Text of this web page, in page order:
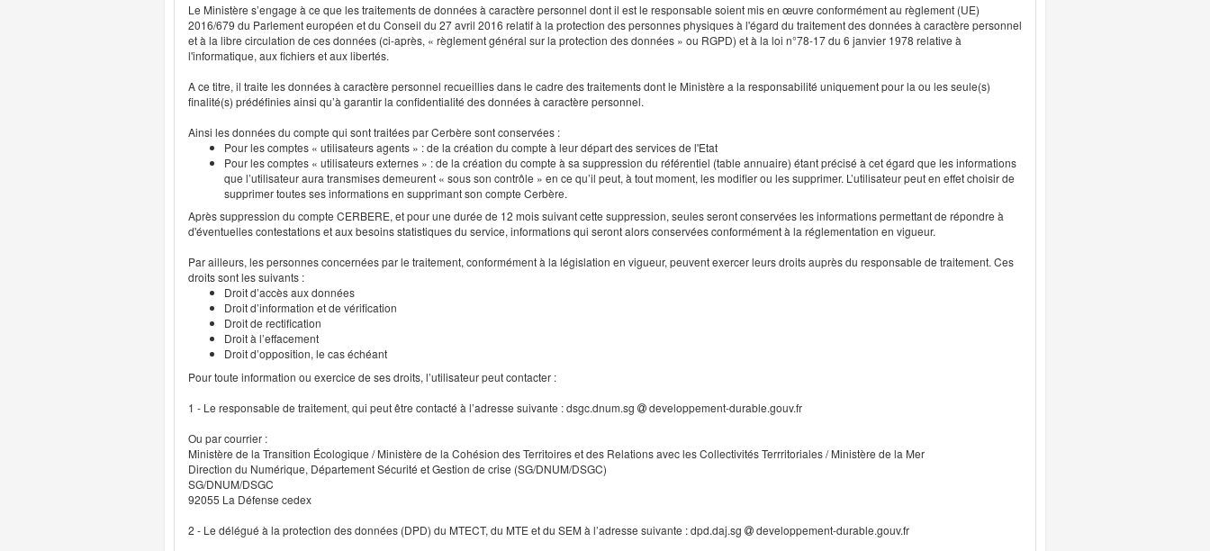
Le Ministère s’engage à ce que les traitements de données à caractère personnel dont il est le responsable soient mis en œuvre conformément au règlement (UE)
2016/679 du Parlement européen et du Conseil du 27 avril 2016 relatif à la protection des personnes physiques à l'égard du traitement des données à caractère personnel
et à la libre circulation de ces données (ci-après, « règlement général sur la protection des données » ou RGPD) et à la loi n°78-17 du 6 janvier 1978 relative à
l'informatique, aux fichiers et aux libertés.
A ce titre, il traite les données à caractère personnel recueillies dans le cadre des traitements dont le Ministère a la responsabilité uniquement pour la ou les seule(s)
finalité(s) prédéfinies ainsi qu’à garantir la confidentialité des données à caractère personnel.
Ainsi les données du compte qui sont traitées par Cerbère sont conservées :
Pour les comptes « utilisateurs agents » : de la création du compte à leur départ des services de l'Etat
Pour les comptes « utilisateurs externes » : de la création du compte à sa suppression du référentiel (table annuaire) étant précisé à cet égard que les informations
que l’utilisateur aura transmises demeurent « sous son contrôle » en ce qu’il peut, à tout moment, les modifier ou les supprimer. L’utilisateur peut en effet choisir de
supprimer toutes ses informations en supprimant son compte Cerbère.
Après suppression du compte CERBERE, et pour une durée de 12 mois suivant cette suppression, seules seront conservées les informations permettant de répondre à
d'éventuelles contestations et aux besoins statistiques du service, informations qui seront alors conservées conformément à la réglementation en vigueur.
Par ailleurs, les personnes concernées par le traitement, conformément à la législation en vigueur, peuvent exercer leurs droits auprès du responsable de traitement. Ces
droits sont les suivants :
Droit d’accès aux données
Droit d’information et de vérification
Droit de rectification
Droit à l’effacement
Droit d’opposition, le cas échéant
Pour toute information ou exercice de ses droits, l’utilisateur peut contacter :
1 - Le responsable de traitement, qui peut être contacté à l’adresse suivante : dsgc.dnum.sg
developpement-durable.gouv.fr
Ou par courrier :
Ministère de la Transition Écologique / Ministère de la Cohésion des Territoires et des Relations avec les Collectivités Terrritoriales / Ministère de la Mer
Direction du Numérique, Département Sécurité et Gestion de crise (SG/DNUM/DSGC)
SG/DNUM/DSGC
92055 La Défense cedex
2 - Le délégué à la protection des données (DPD) du MTECT, du MTE et du SEM à l’adresse suivante : dpd.daj.sg
developpement-durable.gouv.fr